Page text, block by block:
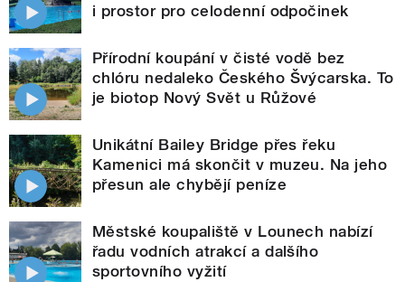
i prostor pro celodenní odpočinek
Přírodní koupání v čisté vodě bez
chlóru nedaleko Českého Švýcarska. To
je biotop Nový Svět u Růžové
Unikátní Bailey Bridge přes řeku
Kamenici má skončit v muzeu. Na jeho
přesun ale chybějí peníze
Městské koupaliště v Lounech nabízí
řadu vodních atrakcí a dalšího
sportovního vyžití